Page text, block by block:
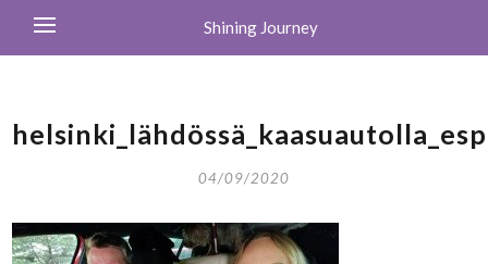
Shining Journey
04/09/2020